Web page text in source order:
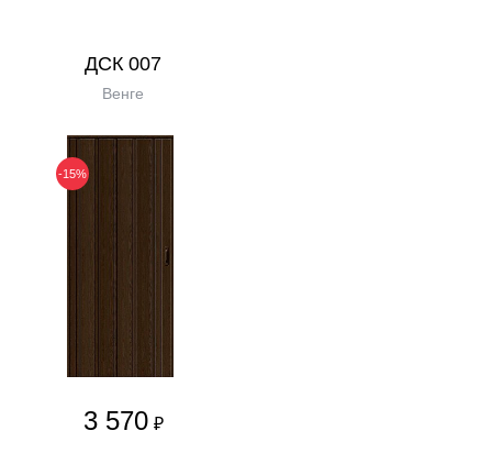
ДСК 007
Венге
-15%
3 570 ₽